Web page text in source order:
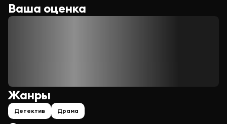
Ваша оценка
Жанры
Детектив Драма